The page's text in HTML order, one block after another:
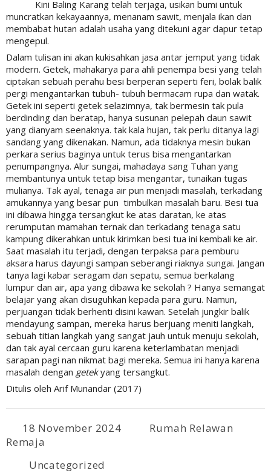
Kini Baling Karang telah terjaga, usikan bumi untuk
muncratkan kekayaannya, menanam sawit, menjala ikan dan
membabat hutan adalah usaha yang ditekuni agar dapur tetap
mengepul.
Dalam tulisan ini akan kukisahkan jasa antar jemput yang tidak
modern. Getek, mahakarya para ahli penempa besi yang telah
ciptakan sebuah perahu besi berperan seperti feri, bolak balik
pergi mengantarkan tubuh- tubuh bermacam rupa dan watak.
Getek ini seperti getek selazimnya, tak bermesin tak pula
berdinding dan beratap, hanya susunan pelepah daun sawit
yang dianyam seenaknya. tak kala hujan, tak perlu ditanya lagi
sandang yang dikenakan. Namun, ada tidaknya mesin bukan
perkara serius baginya untuk terus bisa mengantarkan
penumpangnya. Alur sungai, mahadaya sang Tuhan yang
membantunya untuk tetap bisa mengantar, tunaikan tugas
mulianya. Tak ayal, tenaga air pun menjadi masalah, terkadang
amukannya yang besar pun timbulkan masalah baru. Besi tua
ini dibawa hingga tersangkut ke atas daratan, ke atas
rerumputan mamahan ternak dan terkadang tenaga satu
kampung dikerahkan untuk kirimkan besi tua ini kembali ke air.
Saat masalah itu terjadi, dengan terpaksa para pemburu
aksara harus dayungi sampan seberangi riaknya sungai. Jangan
tanya lagi kabar seragam dan sepatu, semua berkalang
lumpur dan air, apa yang dibawa ke sekolah ? Hanya semangat
belajar yang akan disuguhkan kepada para guru. Namun,
perjuangan tidak berhenti disini kawan. Setelah jungkir balik
mendayung sampan, mereka harus berjuang meniti langkah,
sebuah titian langkah yang sangat jauh untuk menuju sekolah,
dan tak ayal cercaan guru karena keterlambatan menjadi
sarapan pagi nan nikmat bagi mereka. Semua ini hanya karena
masalah dengan getekyang tersangkut.
Ditulis oleh Arif Munandar (2017)
18 November 2024
Rumah Relawan
Remaja
Uncategorized